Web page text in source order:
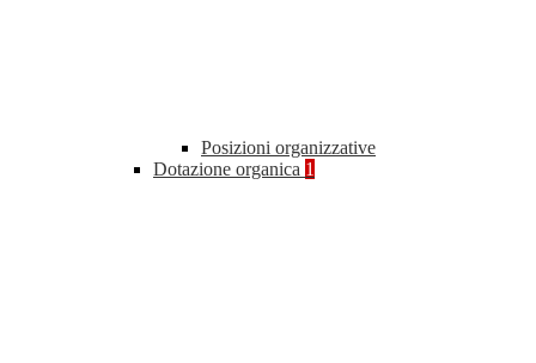
Posizioni organizzative
Dotazione organica 1